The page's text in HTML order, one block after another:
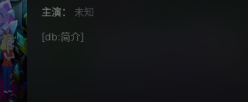
主演：
未知
[db:简介]